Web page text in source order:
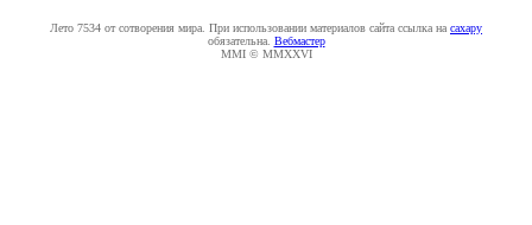
Лето 7534 от сотворения мира. При использовании материалов сайта ссылка на caxapу
обязательна. Вебмастер
MMI © MMXXVI